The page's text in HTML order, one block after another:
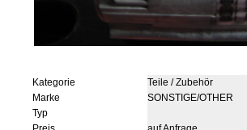
Kategorie
Teile / Zubehör
Marke
SONSTIGE/OTHER
Typ